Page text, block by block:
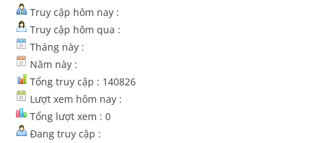
Truy cập hôm nay :
Truy cập hôm qua :
Tháng này :
Năm này :
Tổng truy cập : 140826
Lượt xem hôm nay :
Tổng lượt xem : 0
Đang truy cập :